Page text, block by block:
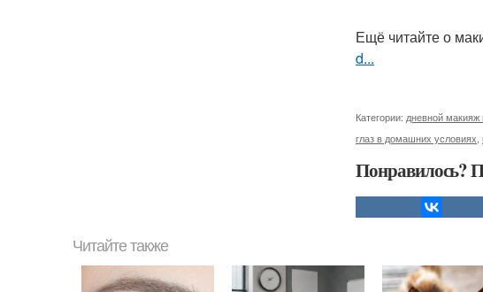
Ещё читайте о
d...
Категории: дневной макияж
глаз в домашних условиях
Понравилось?
Читайте также